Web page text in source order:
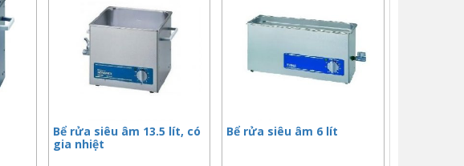
Bể rửa siêu âm 13.5 lít, có
gia nhiệt
Bể rửa siêu âm 6 lít